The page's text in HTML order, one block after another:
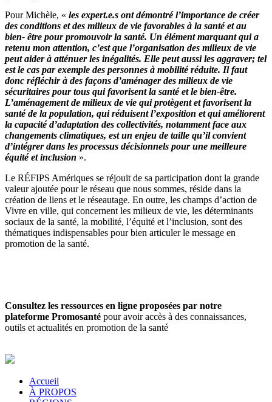
Pour Michèle, « les expert.e.s ont démontré l’importance de créer
des conditions et des milieux de vie favorables à la santé et au
bien- être pour promouvoir la santé. Un élément marquant qui a
retenu mon attention, c’est que l’organisation des milieux de vie
peut aider à atténuer les inégalités. Elle peut aussi les aggraver; tel
est le cas par exemple des personnes à mobilité réduite. Il faut
donc réfléchir à des façons d’aménager des milieux de vie
sécuritaires pour tous qui favorisent la santé et le bien-être.
L’aménagement de milieux de vie qui protègent et favorisent la
santé de la population, qui réduisent l’exposition et qui améliorent
la capacité d’adaptation des collectivités, notamment face aux
changements climatiques, est un enjeu de taille qu’il convient
d’intégrer dans les processus décisionnels pour une meilleure
équité et inclusion ».
Le RÉFIPS Amériques se réjouit de sa participation dont la grande
valeur ajoutée pour le réseau que nous sommes, réside dans la
création de liens et le réseautage. En outre, les champs d’action de
Vivre en ville, qui concernent les milieux de vie, les déterminants
sociaux de la santé, la mobilité, l’équité et l’inclusion, sont des
thématiques indispensables pour bien articuler le message en
promotion de la santé.
Consultez les ressources en ligne proposées par notre
plateforme Promosanté pour avoir accès à des connaissances,
outils et actualités en promotion de la santé
Accueil
À PROPOS